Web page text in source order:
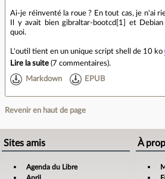
Ai-je réinventé la roue ? En tout cas, je n'ai
Il y avait bien gibraltar-bootcd[1] et
quoi.
L'outil tient en un unique script shell de 10 ko
Lire la suite (7 commentaires).
Markdown EPUB
Revenir en haut de page
Sites amis
Agenda du Libre
À